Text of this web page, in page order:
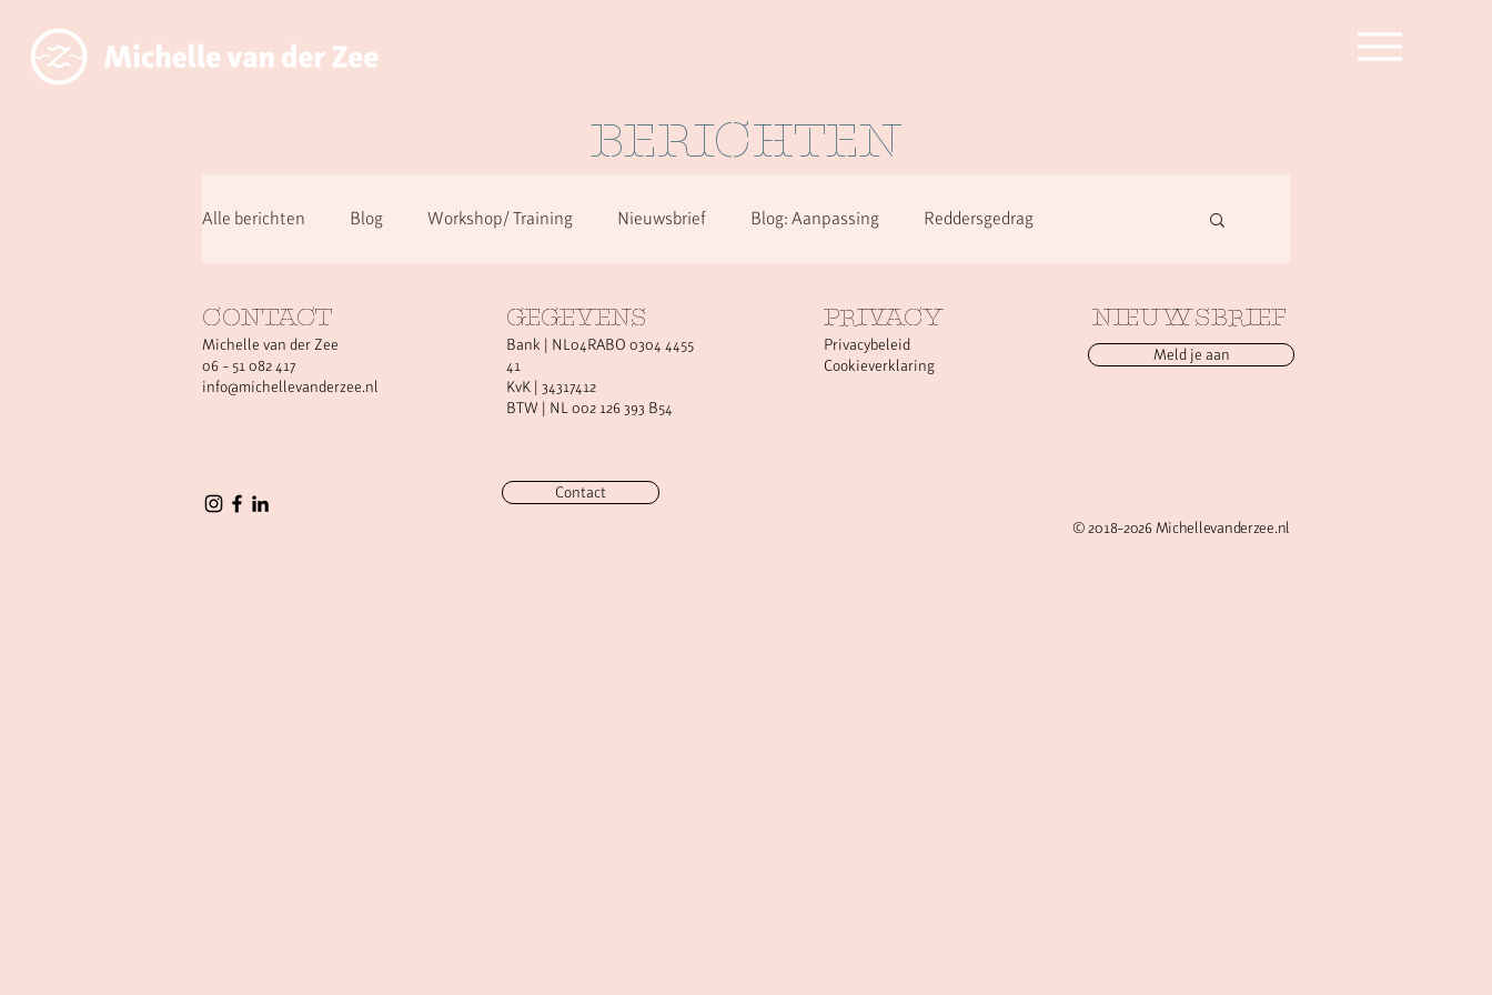
BERICHTEN
Alle berichten Blog Workshop/ Training Nieuwsbrief Blog: Aanpassing Reddersgedrag
Over aanwezig zijn ipv functioneren Over herkennen in alle diagnoses
CONTACT
Michelle van der Zee
06 - 51 082 417
info@michellevanderzee.nl
GEGEVENS
Bank | NL04RABO 0304 4455
41
KvK | 34317412
BTW | NL 002 126 393 B54
PRIVACY
Privacybeleid
Cookieverklaring
NIEUWSBRIEF
Meld je aan
Contact
© 2018-2026 Michellevanderzee.nl